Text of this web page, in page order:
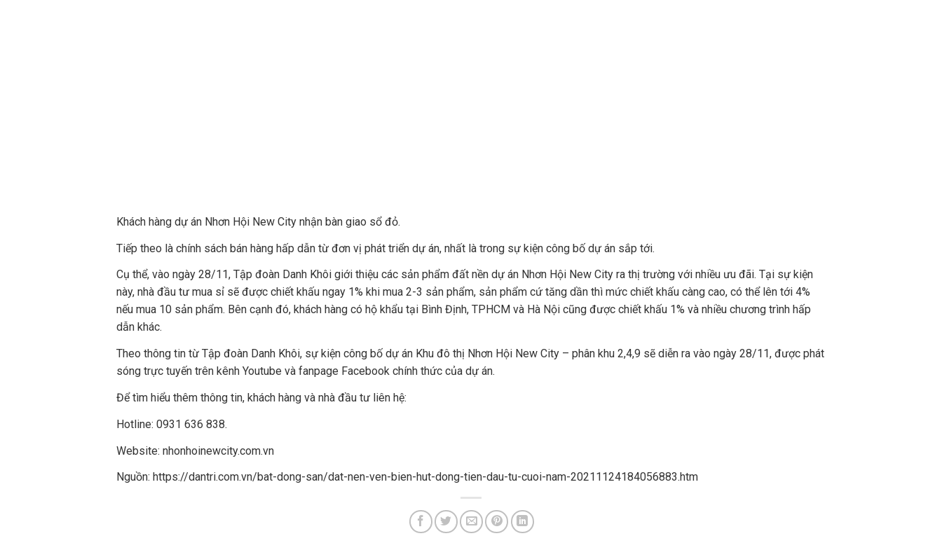
Khách hàng dự án Nhơn Hội New City nhận bàn giao sổ đỏ.
Tiếp theo là chính sách bán hàng hấp dẫn từ đơn vị phát triển dự án, nhất là trong sự kiện công bố dự án sắp tới.
Cụ thể, vào ngày 28/11, Tập đoàn Danh Khôi giới thiệu các sản phẩm đất nền dự án Nhơn Hội New City ra thị trường với nhiều ưu đãi. Tại sự kiện
này, nhà đầu tư mua sỉ sẽ được chiết khấu ngay 1% khi mua 2-3 sản phẩm, sản phẩm cứ tăng dần thì mức chiết khấu càng cao, có thể lên tới 4%
nếu mua 10 sản phẩm. Bên cạnh đó, khách hàng có hộ khẩu tại Bình Định, TPHCM và Hà Nội cũng được chiết khấu 1% và nhiều chương trình hấp
dẫn khác.
Theo thông tin từ Tập đoàn Danh Khôi, sự kiện công bố dự án Khu đô thị Nhơn Hội New City – phân khu 2,4,9 sẽ diễn ra vào ngày 28/11, được phát
sóng trực tuyến trên kênh Youtube và fanpage Facebook chính thức của dự án.
Để tìm hiểu thêm thông tin, khách hàng và nhà đầu tư liên hệ:
Hotline: 0931 636 838.
Website: nhonhoinewcity.com.vn
Nguồn: https://dantri.com.vn/bat-dong-san/dat-nen-ven-bien-hut-dong-tien-dau-tu-cuoi-nam-20211124184056883.htm